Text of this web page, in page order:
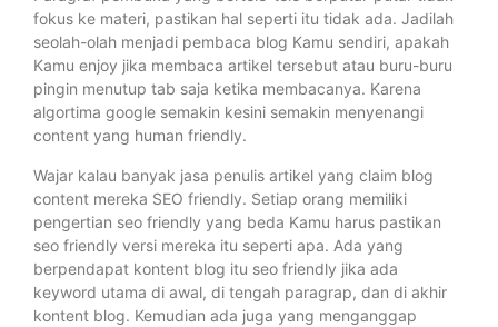
fokus ke materi, pastikan hal seperti itu tidak ada. Jadilah
seolah-olah menjadi pembaca blog Kamu sendiri, apakah
Kamu enjoy jika membaca artikel tersebut atau buru-buru
pingin menutup tab saja ketika membacanya. Karena
algortima google semakin kesini semakin menyenangi
content yang human friendly.
Wajar kalau banyak jasa penulis artikel yang claim blog
content mereka SEO friendly. Setiap orang memiliki
pengertian seo friendly yang beda Kamu harus pastikan
seo friendly versi mereka itu seperti apa. Ada yang
berpendapat kontent blog itu seo friendly jika ada
keyword utama di awal, di tengah paragrap, dan di akhir
kontent blog. Kemudian ada juga yang menganggap